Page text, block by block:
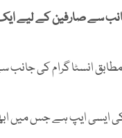
سے صارفین کے لیے
انسٹا گرام کی
کی ایسی ایپ ہے جس